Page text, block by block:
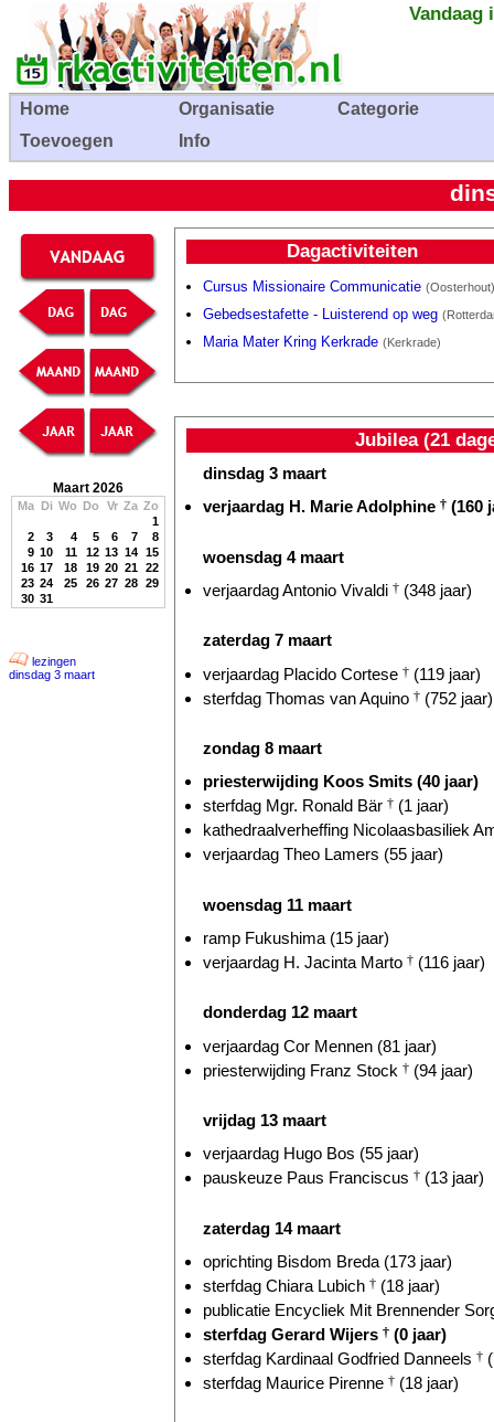
Vandaag
Home Organisatie
Categorie
Toevoegen
Info
Maart 2026
Ma Di Wo Do Vr Za Zo
1
2
3 4 5 6 7
8
9 10 11 12 13 14 15
16 17 18 19 20 21 22
23 24 25 26 27 28 29
30 31
lezingen
dinsdag 3 maart
Dagactiviteiten
Cursus Missionaire Communicatie (Oosterhout)
Gebedsestafette - Luisterend op weg
Maria Mater Kring Kerkrade (Kerkrade)
Jubilea (21
dinsdag 3 maart
verjaardag H. Marie Adolphine † (160
woensdag 4 maart
verjaardag Antonio Vivaldi † (348 jaar)
zaterdag 7 maart
verjaardag Placido Cortese † (119 jaar)
sterfdag Thomas van Aquino † (752 jaar)
zondag 8 maart
priesterwijding Koos Smits (40 jaar)
sterfdag Mgr. Ronald Bär † (1 jaar)
kathedraalverheffing Nicolaasbasiliek
verjaardag Theo Lamers (55 jaar)
woensdag 11 maart
ramp Fukushima (15 jaar)
verjaardag H. Jacinta Marto † (116 jaar)
donderdag 12 maart
verjaardag Cor Mennen (81 jaar)
priesterwijding Franz Stock † (94 jaar)
vrijdag 13 maart
verjaardag Hugo Bos (55 jaar)
pauskeuze Paus Franciscus † (13 jaar)
zaterdag 14 maart
oprichting Bisdom Breda (173 jaar)
sterfdag Chiara Lubich † (18 jaar)
publicatie Encycliek Mit Brennender
sterfdag Gerard Wijers † (0 jaar)
sterfdag Kardinaal Godfried Danneels †
sterfdag Maurice Pirenne † (18 jaar)